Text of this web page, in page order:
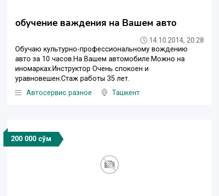
обучение важдения на Вашем авто
14.10.2014, 20:28
Обучаю культурно-профессиональному вождению
авто за 10 часов.На Вашем автомобиле.Можно на
иномарках.Инструктор Очень спокоен и
уравновешен.Стаж работы 35 лет.
Автосервис разное
Ташкент
200 000 сўм